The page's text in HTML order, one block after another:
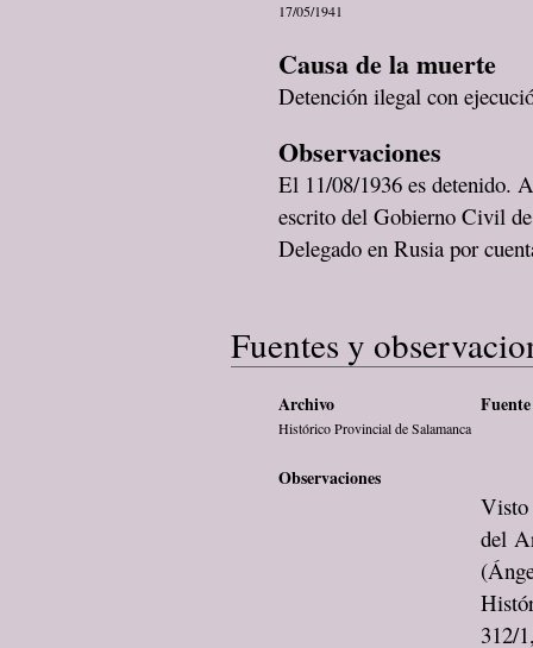
17/05/1941
Causa de la muerte
Detención ilegal con
Observaciones
El 11/08/1936 es detenido.
escrito del Gobierno Civil
Delegado en Rusia por
Fuentes y
Archivo
Histórico Provincial de Salamanca
Observaciones
Visto
del
312/